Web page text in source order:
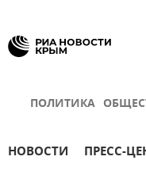
ПОЛИТИКА
НОВОСТИ ПРЕСС-